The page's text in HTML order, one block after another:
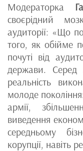
Модераторка
своєрідний
аудиторії: «Що
того, як обійме
почуті від
держави. Серед
реальність
молоде
армії,
виведення
середньому
корупції, навіть